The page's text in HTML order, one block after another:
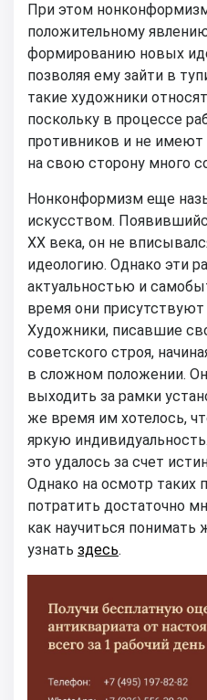
При этом
положительному
формированию новых
позволяя ему зайти в
такие художники
поскольку в процессе
противников и не
на свою сторону много
Нонконформизм еще
искусством.
XX века, он не
идеологию. Однако эти
актуальностью и
время они
Художники, писавшие
советского строя,
в сложном положении.
выходить за рамки
же время им хотелось,
яркую
это удалось за счет
Однако на осмотр таких
потратить достаточно
как научиться
узнать здесь.